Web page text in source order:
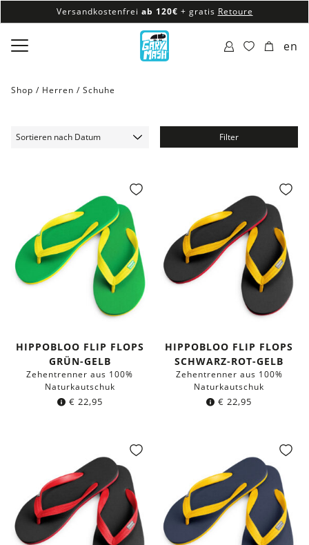
Versandkostenfrei ab 120€ + gratis Retoure
100% veganes & fair produziertes Sortiment
Versandkostenfrei ab 120€
en
Shop / Herren / Schuhe
Filter
HIPPOBLOO FLIP FLOPS
GRÜN-GELB
Zehentrenner aus 100%
Naturkautschuk
€ 22,95
HIPPOBLOO FLIP FLOPS
SCHWARZ-ROT-GELB
Zehentrenner aus 100%
Naturkautschuk
€ 22,95